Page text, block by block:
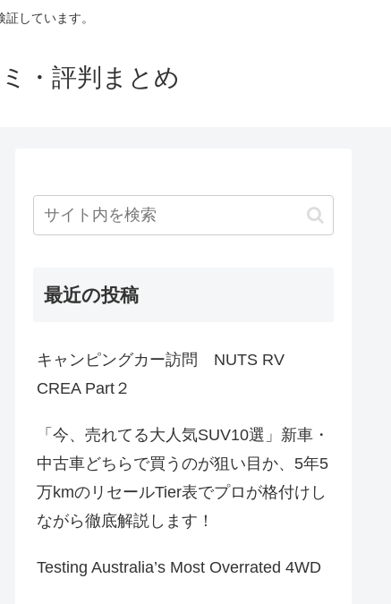
しています。
・評判まとめ
最近の投稿
キャンピングカー訪問 NUTS RV
CREA Part２
「今、売れてる大人気SUV10選」新車・
中古車どちらで買うのが狙い目か、5年5
万kmのリセールTier表でプロが格付けし
ながら徹底解説します！
Testing Australia’s Most Overrated 4WD